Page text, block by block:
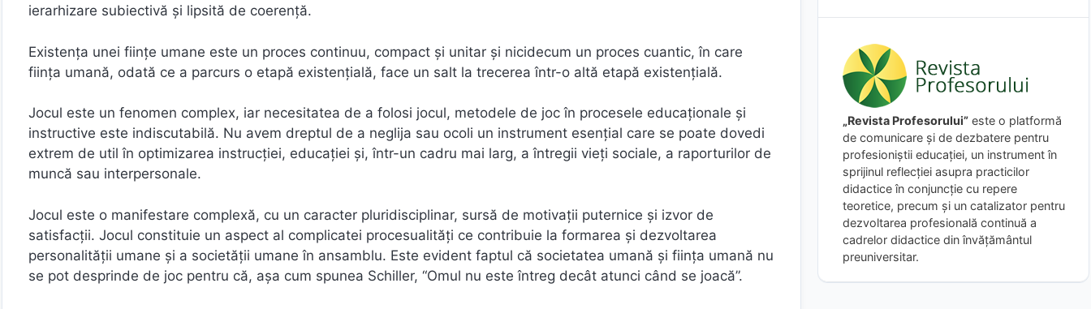
ierarhizare subiectivă şi lipsită de coerenţă.
Existenţa unei fiinţe umane este un proces continuu, compact şi unitar şi nicidecum un proces cuantic, în care
fiinţa umană, odată ce a parcurs o etapă existenţială, face un salt la trecerea într-o altă etapă existenţială.
Jocul este un fenomen complex, iar necesitatea de a folosi jocul, metodele de joc în procesele educaţionale şi
instructive este indiscutabilă. Nu avem dreptul de a neglija sau ocoli un instrument esenţial care se poate dovedi
extrem de util în optimizarea instrucţiei, educaţiei şi, într-un cadru mai larg, a întregii vieţi sociale, a raporturilor de
muncă sau interpersonale.
Jocul este o manifestare complexă, cu un caracter pluridisciplinar, sursă de motivaţii puternice şi izvor de
satisfacţii. Jocul constituie un aspect al complicatei procesualităţi ce contribuie la formarea şi dezvoltarea
personalităţii umane şi a societăţii umane în ansamblu. Este evident faptul că societatea umană şi fiinţa umană nu
se pot desprinde de joc pentru că, aşa cum spunea Schiller, “Omul nu este întreg decât atunci când se joacă”.
„Revista Profesorului” este o platformă
de comunicare și de dezbatere pentru
profesioniștii educației, un instrument în
sprijinul reflecției asupra practicilor
didactice în conjuncție cu repere
teoretice, precum și un catalizator pentru
dezvoltarea profesională continuă a
cadrelor didactice din învățământul
preuniversitar.